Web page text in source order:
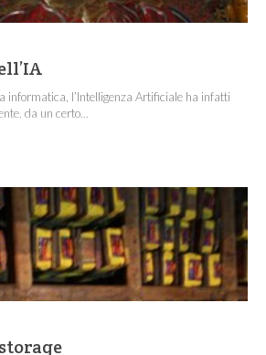
informatica, l’Intelligenza Artificiale ha infatti
da un certo...